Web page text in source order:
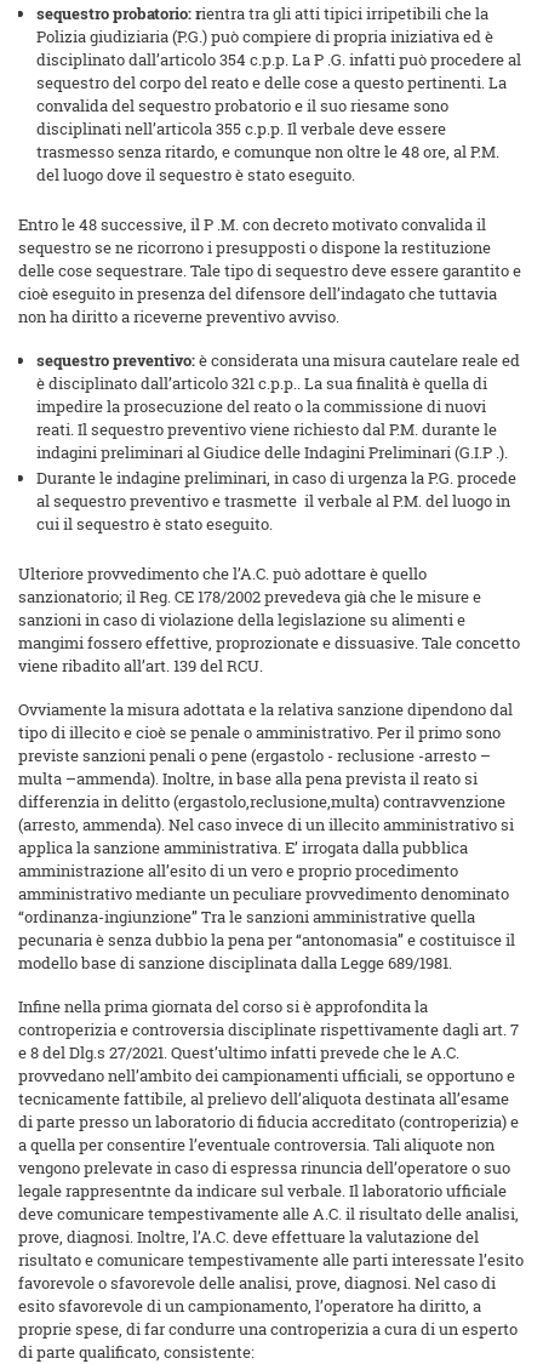
sequestro probatorio: rientra tra gli atti tipici irripetibili che la
Polizia giudiziaria (P.G.) può compiere di propria iniziativa ed è
disciplinato dall’articolo 354 c.p.p. La P .G. infatti può procedere al
sequestro del corpo del reato e delle cose a questo pertinenti. La
convalida del sequestro probatorio e il suo riesame sono
disciplinati nell’articola 355 c.p.p. Il verbale deve essere
trasmesso senza ritardo, e comunque non oltre le 48 ore, al P.M.
del luogo dove il sequestro è stato eseguito.
Entro le 48 successive, il P .M. con decreto motivato convalida il
sequestro se ne ricorrono i presupposti o dispone la restituzione
delle cose sequestrare. Tale tipo di sequestro deve essere garantito e
cioè eseguito in presenza del difensore dell’indagato che tuttavia
non ha diritto a riceverne preventivo avviso.
sequestro preventivo:è considerata una misura cautelare reale ed
è disciplinato dall’articolo 321 c.p.p.. La sua finalità è quella di
impedire la prosecuzione del reato o la commissione di nuovi
reati. Il sequestro preventivo viene richiesto dal P.M. durante le
indagini preliminari al Giudice delle Indagini Preliminari (G.I.P .).
Durante le indagine preliminari, in caso di urgenza la P.G. procede
al sequestro preventivo e trasmette il verbale al P.M. del luogo in
cui il sequestro è stato eseguito.
Ulteriore provvedimento che l’A.C. può adottare è quello
sanzionatorio; il Reg. CE 178/2002 prevedeva già che le misure e
sanzioni in caso di violazione della legislazione su alimenti e
mangimi fossero effettive, proprozionate e dissuasive. Tale concetto
viene ribadito all’art. 139 del RCU.
Ovviamente la misura adottata e la relativa sanzione dipendono dal
tipo di illecito e cioè se penale o amministrativo. Per il primo sono
previste sanzioni penali o pene (ergastolo - reclusione -arresto –
multa –ammenda). Inoltre, in base alla pena prevista il reato si
differenzia in delitto (ergastolo,reclusione,multa) contravvenzione
(arresto, ammenda). Nel caso invece di un illecito amministrativo si
applica la sanzione amministrativa. E’ irrogata dalla pubblica
amministrazione all’esito di un vero e proprio procedimento
amministrativo mediante un peculiare provvedimento denominato
“ordinanza-ingiunzione” Tra le sanzioni amministrative quella
pecunaria è senza dubbio la pena per “antonomasia” e costituisce il
modello base di sanzione disciplinata dalla Legge 689/1981.
Infine nella prima giornata del corso si è approfondita la
controperizia e controversia disciplinate rispettivamente dagli art. 7
e 8 del Dlg.s 27/2021. Quest’ultimo infatti prevede che le A.C.
provvedano nell’ambito dei campionamenti ufficiali, se opportuno e
tecnicamente fattibile, al prelievo dell’aliquota destinata all’esame
di parte presso un laboratorio di fiducia accreditato (controperizia) e
a quella per consentire l’eventuale controversia. Tali aliquote non
vengono prelevate in caso di espressa rinuncia dell’operatore o suo
legale rappresentnte da indicare sul verbale. Il laboratorio ufficiale
deve comunicare tempestivamente alle A.C. il risultato delle analisi,
prove, diagnosi. Inoltre, l’A.C. deve effettuare la valutazione del
risultato e comunicare tempestivamente alle parti interessate l’esito
favorevole o sfavorevole delle analisi, prove, diagnosi. Nel caso di
esito sfavorevole di un campionamento, l’operatore ha diritto, a
proprie spese, di far condurre una controperizia a cura di un esperto
di parte qualificato, consistente: